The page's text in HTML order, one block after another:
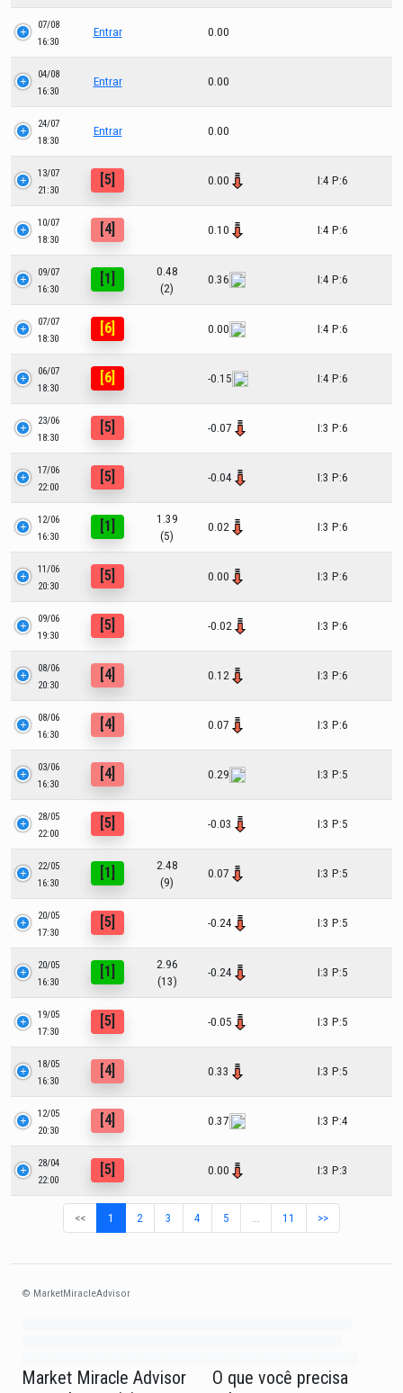
07/08
16:30
Entrar 0.00
04/08
16:30
Entrar 0.00
24/07
18:30
Entrar 0.00
13/07
21:30
[5] 0.00 I:4 P:6
10/07
18:30
[4] 0.10 I:4 P:6
09/07
16:30
[1]
0.48
(2)
0.36 I:4 P:6
07/07
18:30
[6] 0.00 I:4 P:6
06/07
18:30
[6] -0.15 I:4 P:6
23/06
18:30
[5] -0.07 I:3 P:6
17/06
22:00
[5] -0.04 I:3 P:6
12/06
16:30
[1]
1.39
(5)
0.02 I:3 P:6
11/06
20:30
[5] 0.00 I:3 P:6
09/06
19:30
[5] -0.02 I:3 P:6
08/06
20:30
[4] 0.12 I:3 P:6
08/06
16:30
[4] 0.07 I:3 P:6
03/06
16:30
[4] 0.29 I:3 P:5
28/05
22:00
[5] -0.03 I:3 P:5
22/05
16:30
[1]
2.48
(9)
0.07 I:3 P:5
20/05
17:30
[5] -0.24 I:3 P:5
20/05
16:30
[1]
2.96
(13)
-0.24 I:3 P:5
19/05
17:30
[5] -0.05 I:3 P:5
18/05
16:30
[4] 0.33 I:3 P:5
12/05
20:30
[4] 0.37 I:3 P:4
28/04
22:00
[5] 0.00 I:3 P:3
<< 1 2 3 4 5 11 >>
© MarketMiracleAdvisor
Market Miracle Advisor
O que você precisa